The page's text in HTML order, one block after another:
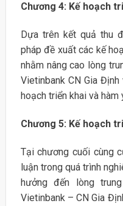
Chương 4: Kế hoạch
Dựa trên kết quả thu
pháp đề xuất các kế
nhằm nâng cao lòng
Vietinbank CN Gia
hoạch triển khai và
Chương 5: Kế hoạch
Tại chương cuối cùng
luận trong quá trình
hưởng đến lòng
Vietinbank – CN Gia